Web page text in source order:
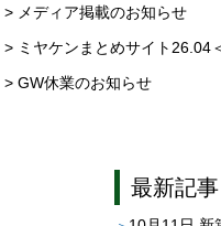
> メディア掲載のお知らせ
> ミヤケンまとめサイト26.04
> GW休業のお知らせ
最新記事